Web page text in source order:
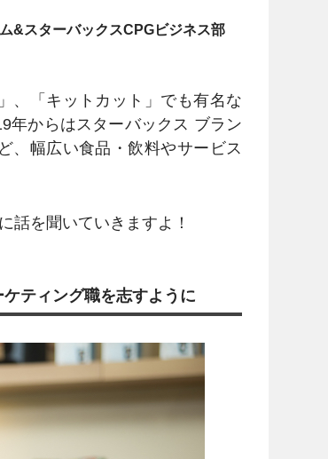
&スターバックスCPGビジネス部
、「キットカット」でも有名な
年からはスターバックス ブラン
、幅広い食品・飲料やサービス
話を聞いていきますよ！
ティング職を志すように